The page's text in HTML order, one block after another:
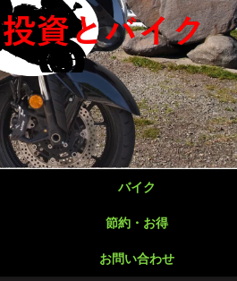
バイク
節約・お得
お問い合わせ